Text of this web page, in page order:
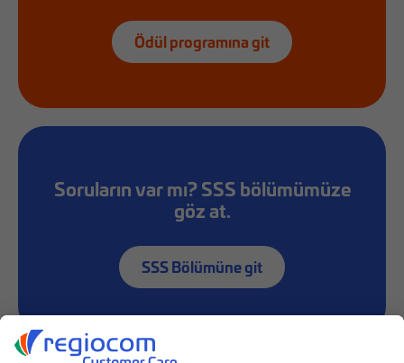
Ödül programına git
Soruların var mı? SSS bölümümüze
göz at.
SSS Bölümüne git